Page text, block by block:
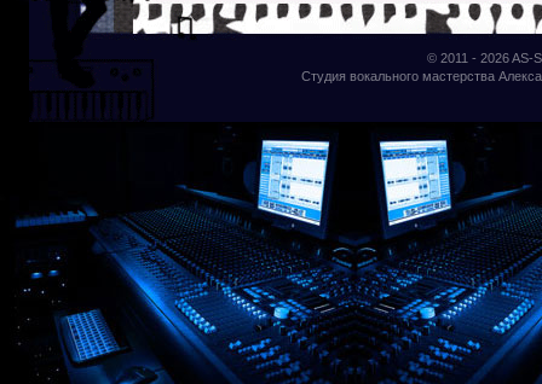
© 2011 - 2026AS-
Студия вокального мастерства